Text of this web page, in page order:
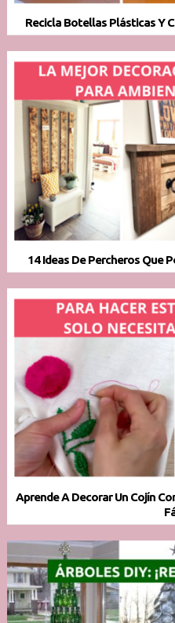
Recicla Botellas Plásticas Y
14 Ideas De Percheros Que
Aprende A Decorar Un Cojín